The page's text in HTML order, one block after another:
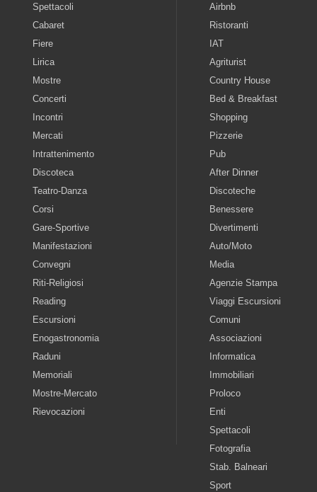
Spettacoli
Cabaret
Fiere
Lirica
Mostre
Concerti
Incontri
Mercati
Intrattenimento
Discoteca
Teatro-Danza
Corsi
Gare-Sportive
Manifestazioni
Convegni
Riti-Religiosi
Reading
Escursioni
Enogastronomia
Raduni
Memoriali
Mostre-Mercato
Rievocazioni
Airbnb
Ristoranti
IAT
Agriturist
Country House
Bed & Breakfast
Shopping
Pizzerie
Pub
After Dinner
Discoteche
Benessere
Divertimenti
Auto/Moto
Media
Agenzie Stampa
Viaggi Escursioni
Comuni
Associazioni
Informatica
Immobiliari
Proloco
Enti
Spettacoli
Fotografia
Stab. Balneari
Sport